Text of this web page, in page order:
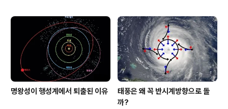
명왕성이 행성계에서 퇴출된 이유
태풍은 왜 꼭 반시계방향으로 돌
까?